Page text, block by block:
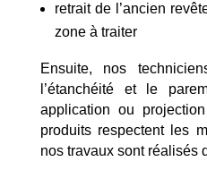
retrait de l’ancien
zone à traiter
Ensuite, nos
l’étanchéité et le
application ou
produits respectent les
nos travaux sont réalisés